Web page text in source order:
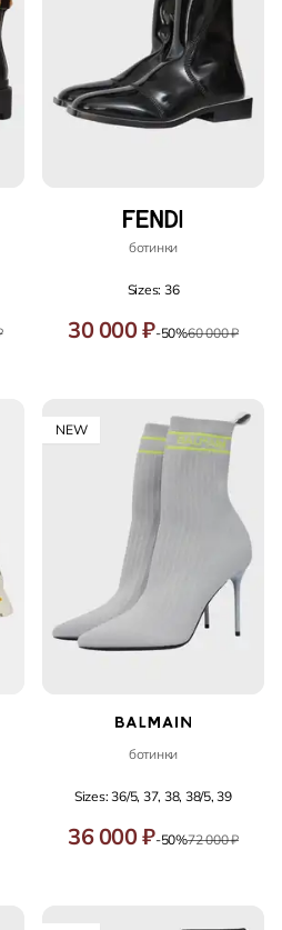
ботинки
Sizes: 36
30 000 ₽-50%60 000 ₽
NEW
ботинки
Sizes: 36/5, 37, 38, 38/5, 39
36 000 ₽-50%72 000 ₽